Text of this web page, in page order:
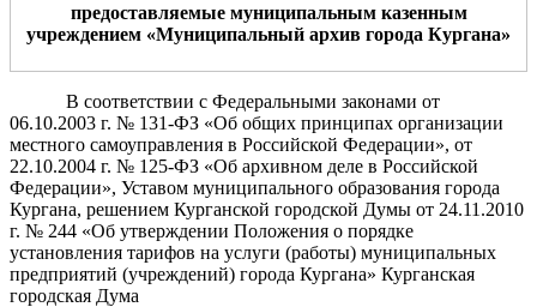
предоставляемые муниципальным казенным
учреждением «Муниципальный архив города Кургана»
В соответствии с Федеральными законами от
06.10.2003 г. № 131-ФЗ «Об общих принципах организации
местного самоуправления в Российской Федерации», от
22.10.2004 г. № 125-ФЗ «Об архивном деле в Российской
Федерации», Уставом муниципального образования города
Кургана, решением Курганской городской Думы от 24.11.2010
г. № 244 «Об утверждении Положения о порядке
установления тарифов на услуги (работы) муниципальных
предприятий (учреждений) города Кургана» Курганская
городская Дума